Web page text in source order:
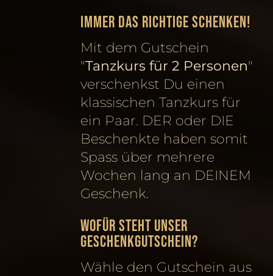
Immer das Richtige schenken!
Mit dem Gutschein
"Tanzkurs für 2 Personen"
verschenkst Du einen
klassischen Tanzkurs für
ein Paar. DER oder DIE
Beschenkte haben somit
Spass über mehrere
Wochen lang an DEINEM
Geschenk.
Wofür steht unser
Geschenkgutschein?
Wähle den Gutschein aus